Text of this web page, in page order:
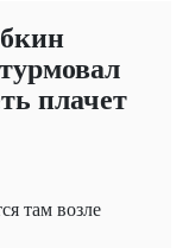
плачет
там возле